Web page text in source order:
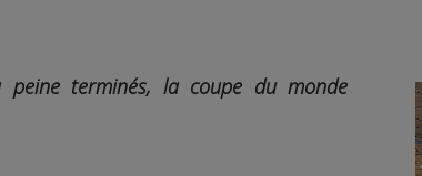
terminés, la coupe du monde